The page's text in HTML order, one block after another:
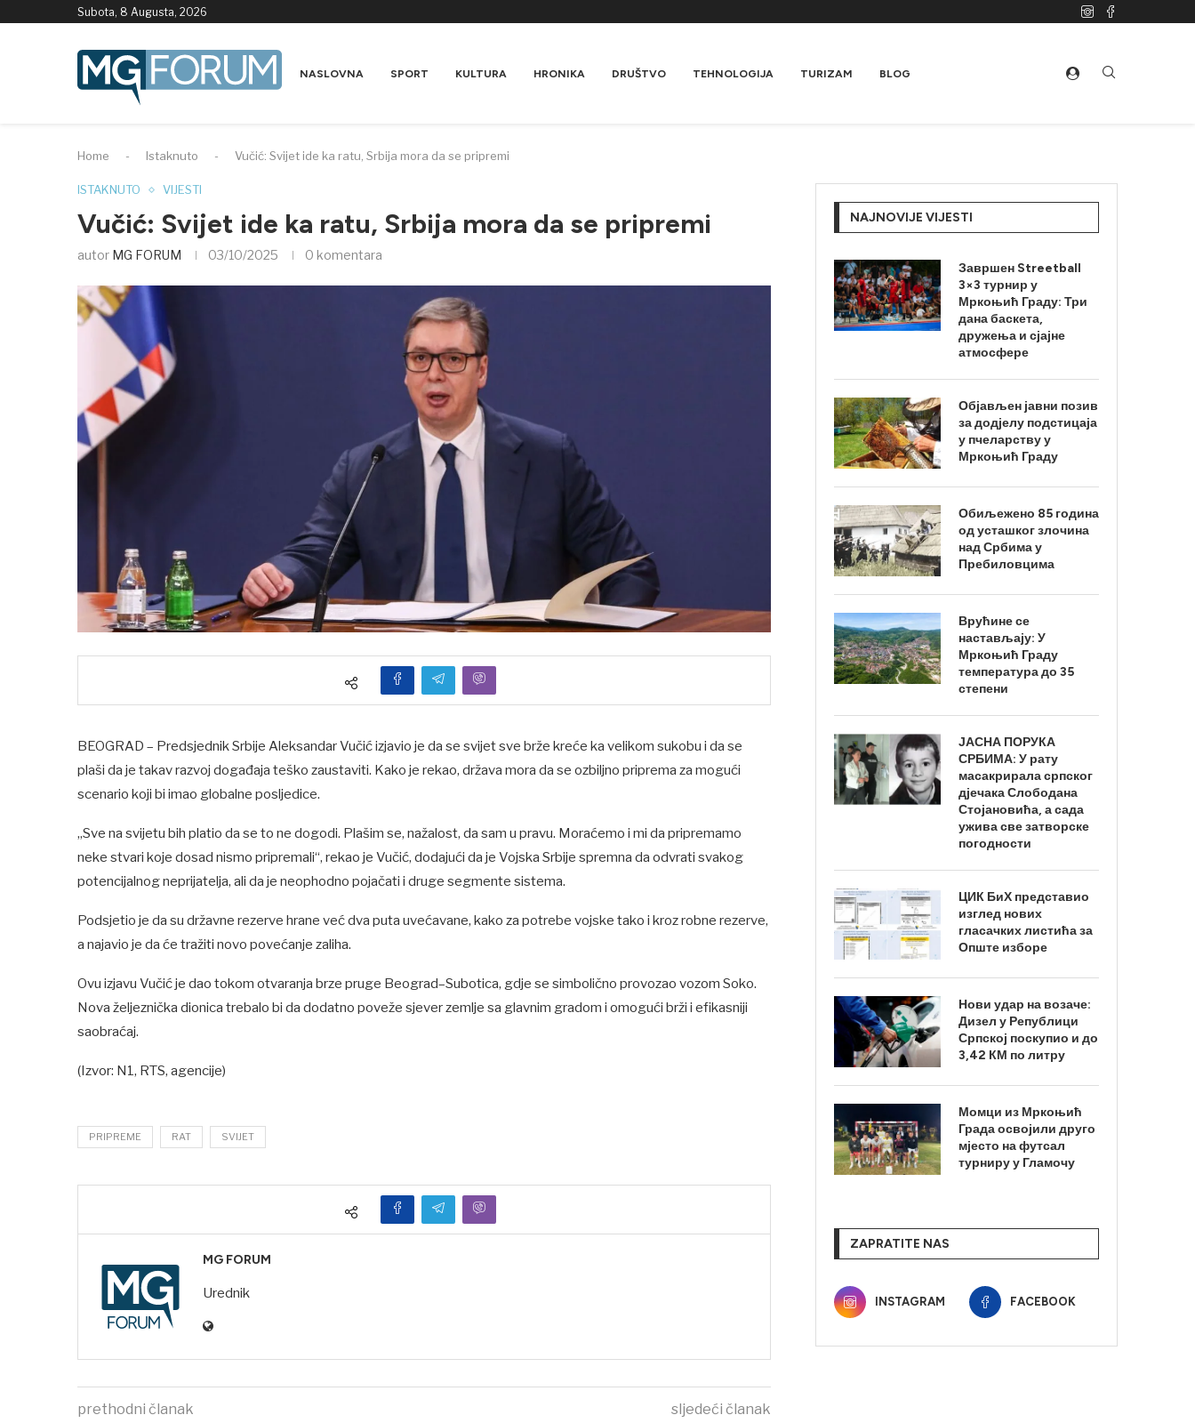
Subota, 8 Augusta, 2026
NASLOVNA SPORT KULTURA HRONIKA DRUŠTVO TEHNOLOGIJA TURIZAM BLOG
Home - Istaknuto - Vučić: Svijet ide ka ratu, Srbija mora da se pripremi
ISTAKNUTO VIJESTI
Vučić: Svijet ide ka ratu, Srbija mora da se pripremi
autor MG FORUM 03/10/2025 0 komentara
BEOGRAD – Predsjednik Srbije Aleksandar Vučić izjavio je da se svijet sve brže kreće ka velikom sukobu i da se
plaši da je takav razvoj događaja teško zaustaviti. Kako je rekao, država mora da se ozbiljno priprema za mogući
scenario koji bi imao globalne posljedice.
„Sve na svijetu bih platio da se to ne dogodi. Plašim se, nažalost, da sam u pravu. Moraćemo i mi da pripremamo
neke stvari koje dosad nismo pripremali“, rekao je Vučić, dodajući da je Vojska Srbije spremna da odvrati svakog
potencijalnog neprijatelja, ali da je neophodno pojačati i druge segmente sistema.
Podsjetio je da su državne rezerve hrane već dva puta uvećavane, kako za potrebe vojske tako i kroz robne rezerve,
a najavio je da će tražiti novo povećanje zaliha.
Ovu izjavu Vučić je dao tokom otvaranja brze pruge Beograd–Subotica, gdje se simbolično provozao vozom Soko.
Nova željeznička dionica trebalo bi da dodatno poveže sjever zemlje sa glavnim gradom i omogući brži i efikasniji
saobraćaj.
(Izvor: N1, RTS, agencije)
PRIPREME RAT SVIJET
MG FORUM
Urednik
prethodni članak sljedeći članak
NAJNOVIJE VIJESTI
Завршен Streetball
3×3 турнир у
Мркоњић Граду: Три
дана баскета,
дружења и сјајне
атмосфере
Објављен јавни позив
за додјелу подстицаја
у пчеларству у
Мркоњић Граду
Обиљежено 85 година
од усташког злочина
над Србима у
Пребиловцима
Врућине се
настављају: У
Мркоњић Граду
температура до 35
степени
ЈАСНА ПОРУКА
СРБИМА: У рату
масакрирала српског
дјечака Слободана
Стојановића, а сада
ужива све затворске
погодности
ЦИК БиХ представио
изглед нових
гласачких листића за
Опште изборе
Нови удар на возаче:
Дизел у Републици
Српској поскупио и до
3,42 КМ по литру
Момци из Мркоњић
Града освојили друго
мјесто на футсал
турниру у Гламочу
ZAPRATITE NAS
INSTAGRAM FACEBOOK